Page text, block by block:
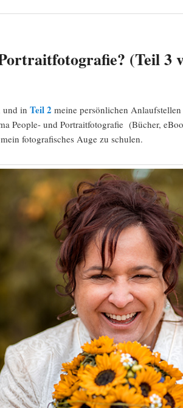
(Teil 3
und inTeil 2 meine persönlichen
People- und Portraitfotografie (Bücher,
fotografisches Auge zu schulen.